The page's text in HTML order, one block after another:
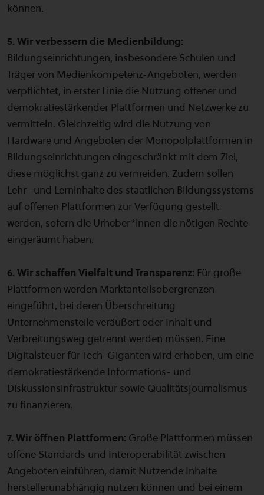
können.
5. Wir verbessern die Medienbildung:
Bildungseinrichtungen, insbesondere Schulen und
Träger von Medienkompetenz-Angeboten, werden
verpflichtet, in erster Linie die Nutzung offener und
demokratiestärkender Plattformen und Netzwerke zu
vermitteln. Gleichzeitig wird die Nutzung von
Hardware und Angeboten der Monopolplattformen in
Bildungseinrichtungen eingeschränkt mit dem Ziel,
diese möglichst ganz zu vermeiden. Zudem sollen
Lehr- und Lerninhalte des staatlichen Bildungssystems
auf offenen Plattformen zur Verfügung gestellt
werden, sofern die Urheber*innen die nötigen Rechte
eingeräumt haben.
6. Wir schaffen Vielfalt und Transparenz: Für große
Plattformen werden Marktanteilsobergrenzen
eingeführt, bei deren Überschreitung
Unternehmensteile veräußert oder Inhalt und
Verbreitungsweg getrennt werden müssen. Eine
Digitalsteuer für Tech-Giganten wird erhoben, um eine
demokratiestärkende Informations- und
Diskussionsinfrastruktur sowie Qualitätsjournalismus
zu finanzieren.
7. Wir öffnen Plattformen: Große Plattformen müssen
offene Standards und Interoperabilität zwischen
Angeboten einführen, damit Nutzende Inhalte
herstellerunabhängig nutzen können und bei einem